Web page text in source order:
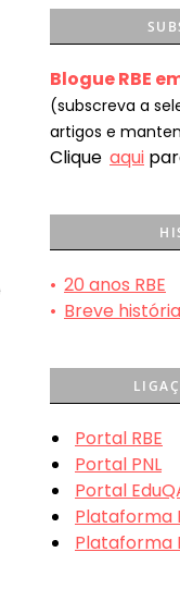
Blogue RBE
(subscreva a
artigos e
Clique aqui
• 20 anos RBE
• Breve
Portal RBE
Portal PNL
Portal
Plataforma
Plataforma